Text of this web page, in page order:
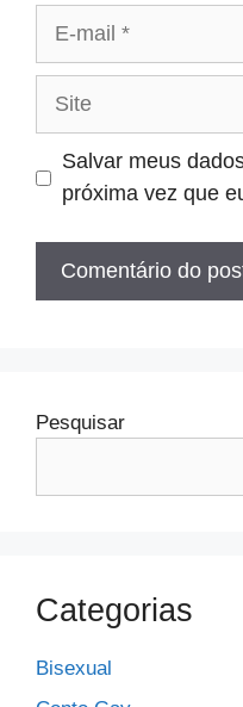
Site
Salvar meus
próxima vez que
Pesquisar
Categorias
Bisexual